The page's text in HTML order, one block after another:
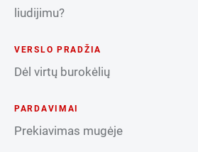
liudijimu?
VERSLO PRADŽIA
Dėl virtų burokėlių
PARDAVIMAI
Prekiavimas mugėje